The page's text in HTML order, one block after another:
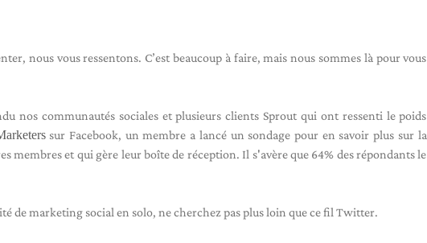
nous vous ressentons. C’est beaucoup à faire, mais nous sommes là pour vous
nos communautés sociales et plusieurs clients Sprout qui ont ressenti le poids
sur Facebook, un membre a lancé un sondage pour en savoir plus sur la
membres et qui gère leur boîte de réception. Il s'avère que 64% des répondants le
de marketing social en solo, ne cherchez pas plus loin que ce fil Twitter.